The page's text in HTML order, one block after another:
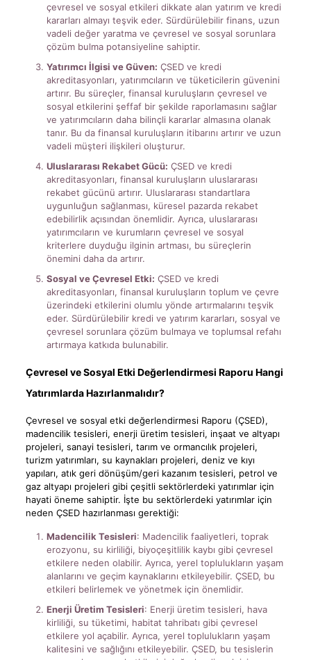
çevresel ve sosyal etkileri dikkate alan yatırım ve kredi
kararları almayı teşvik eder. Sürdürülebilir finans, uzun
vadeli değer yaratma ve çevresel ve sosyal sorunlara
çözüm bulma potansiyeline sahiptir.
Yatırımcı İlgisi ve Güven: ÇSED ve kredi
akreditasyonları, yatırımcıların ve tüketicilerin güvenini
artırır. Bu süreçler, finansal kuruluşların çevresel ve
sosyal etkilerini şeffaf bir şekilde raporlamasını sağlar
ve yatırımcıların daha bilinçli kararlar almasına olanak
tanır. Bu da finansal kuruluşların itibarını artırır ve uzun
vadeli müşteri ilişkileri oluşturur.
Uluslararası Rekabet Gücü: ÇSED ve kredi
akreditasyonları, finansal kuruluşların uluslararası
rekabet gücünü artırır. Uluslararası standartlara
uygunluğun sağlanması, küresel pazarda rekabet
edebilirlik açısından önemlidir. Ayrıca, uluslararası
yatırımcıların ve kurumların çevresel ve sosyal
kriterlere duyduğu ilginin artması, bu süreçlerin
önemini daha da artırır.
Sosyal ve Çevresel Etki: ÇSED ve kredi
akreditasyonları, finansal kuruluşların toplum ve çevre
üzerindeki etkilerini olumlu yönde artırmalarını teşvik
eder. Sürdürülebilir kredi ve yatırım kararları, sosyal ve
çevresel sorunlara çözüm bulmaya ve toplumsal refahı
artırmaya katkıda bulunabilir.
Çevresel ve Sosyal Etki Değerlendirmesi Raporu Hangi
Yatırımlarda Hazırlanmalıdır?
Çevresel ve sosyal etki değerlendirmesi Raporu (ÇSED),
madencilik tesisleri, enerji üretim tesisleri, inşaat ve altyapı
projeleri, sanayi tesisleri, tarım ve ormancılık projeleri,
turizm yatırımları, su kaynakları projeleri, deniz ve kıyı
yapıları, atık geri dönüşüm/geri kazanım tesisleri, petrol ve
gaz altyapı projeleri gibi çeşitli sektörlerdeki yatırımlar için
hayati öneme sahiptir. İşte bu sektörlerdeki yatırımlar için
neden ÇSED hazırlanması gerektiği:
Madencilik Tesisleri: Madencilik faaliyetleri, toprak
erozyonu, su kirliliği, biyoçeşitlilik kaybı gibi çevresel
etkilere neden olabilir. Ayrıca, yerel toplulukların yaşam
alanlarını ve geçim kaynaklarını etkileyebilir. ÇSED, bu
etkileri belirlemek ve yönetmek için önemlidir.
Enerji Üretim Tesisleri: Enerji üretim tesisleri, hava
kirliliği, su tüketimi, habitat tahribatı gibi çevresel
etkilere yol açabilir. Ayrıca, yerel toplulukların yaşam
kalitesini ve sağlığını etkileyebilir. ÇSED, bu tesislerin